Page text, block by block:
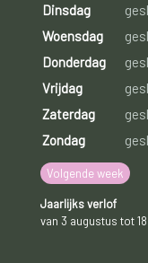
Dinsdag
Woensdag
Donderdag
Vrijdag
Zaterdag
Zondag
Volgende week
Jaarlijks verlof
van 3 augustus tot